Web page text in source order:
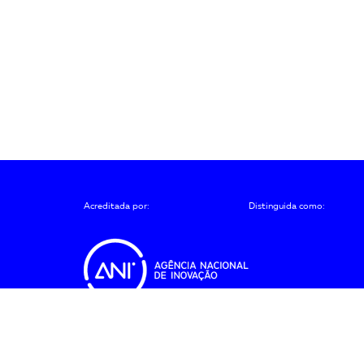
Acreditada por: Distinguida como: